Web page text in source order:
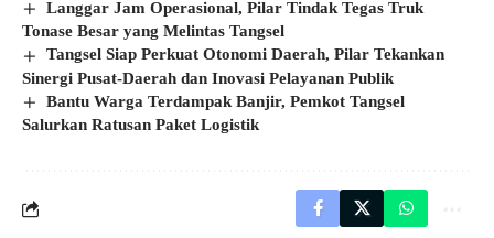
Langgar Jam Operasional, Pilar Tindak Tegas Truk
Tonase Besar yang Melintas Tangsel
Tangsel Siap Perkuat Otonomi Daerah, Pilar Tekankan
Sinergi Pusat-Daerah dan Inovasi Pelayanan Publik
Bantu Warga Terdampak Banjir, Pemkot Tangsel
Salurkan Ratusan Paket Logistik